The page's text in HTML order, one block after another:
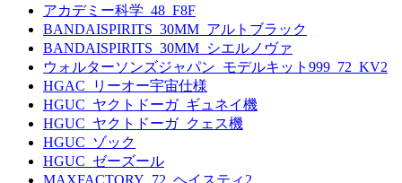
アカデミー科学_48_F8F
BANDAISPIRITS_30MM_アルトブラック
BANDAISPIRITS_30MM_シエルノヴァ
ウォルターソンズジャパン_モデルキット999_72_KV2
HGAC_リーオー宇宙仕様
HGUC_ヤクトドーガ_ギュネイ機
HGUC_ヤクトドーガ_クェス機
HGUC_ゾック
HGUC_ゼーズール
MAXFACTORY_72_ヘイスティ2